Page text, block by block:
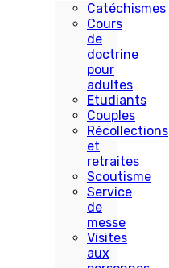
Catéchismes
Cours
de
doctrine
pour
adultes
Etudiants
Couples
Récollections
et
retraites
Scoutisme
Service
de
messe
Visites
aux